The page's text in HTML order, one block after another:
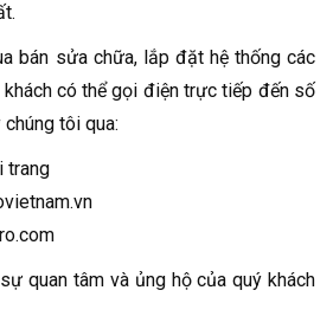
bán sửa chữa, lắp đặt hệ thống các
khách có thể gọi điện trực tiếp đến số
tôi qua:
trang
quan tâm và ủng hộ của quý khách